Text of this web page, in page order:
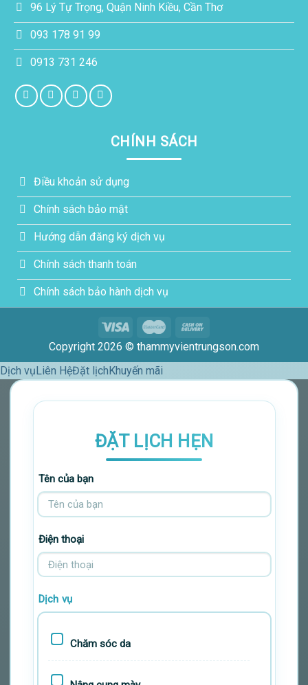
96 Lý Tự Trọng, Quận Ninh Kiều, Cần Thơ
093 178 91 99
0913 731 246
CHÍNH SÁCH
Điều khoản sử dụng
Chính sách bảo mật
Hướng dẫn đăng ký dịch vụ
Chính sách thanh toán
Chính sách bảo hành dịch vụ
Copyright 2026 © thammyvientrungson.com
Dịch vụLiên HệĐặt lịchKhuyến mãi
ĐẶT LỊCH HẸN
Tên của bạn
Điện thoại
Dịch vụ
Chăm sóc da